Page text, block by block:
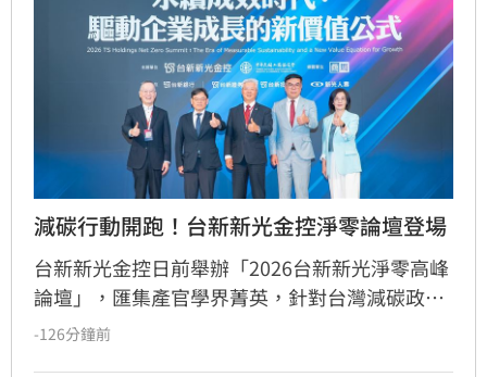
減碳行動開跑！台新新光金控淨零論壇登場
台新新光金控日前舉辦「2026台新新光淨零高峰
論壇」，匯集產官學界菁英，針對台灣減碳政
策、碳定價制度及企業轉型策略進行深度對話。
-126分鐘前